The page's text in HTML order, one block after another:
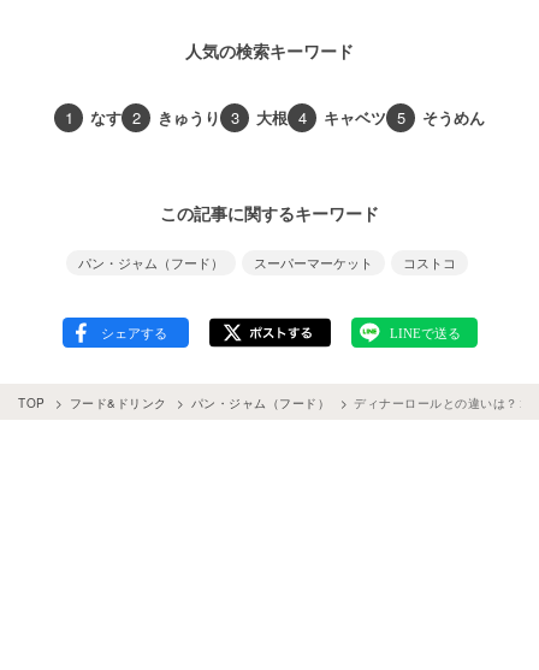
人気の検索キーワード
1 なす 2 きゅうり 3 大根 4 キャベツ 5 そうめん
この記事に関するキーワード
パン・ジャム（フード） スーパーマーケット コストコ
TOP フード&ドリンク パン・ジャム（フード） ディナーロールとの違いは？コ